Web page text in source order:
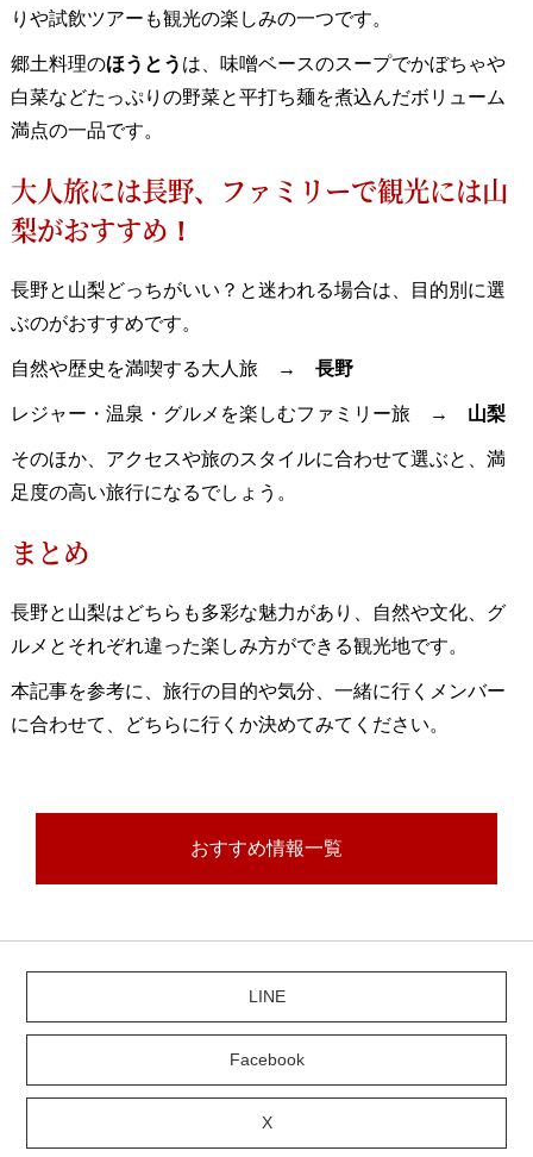
りや試飲ツアーも観光の楽しみの一つです。
郷土料理のほうとう は、味噌ベースのスープでかぼちゃや
白菜などたっぷりの野菜と平打ち麺を煮込んだボリューム
満点の一品です。
大人旅には長野、ファミリーで観光には山
梨がおすすめ！
長野と山梨どっちがいい？と迷われる場合は、目的別に選
ぶのがおすすめです。
自然や歴史を満喫する大人旅 → 長野
レジャー・温泉・グルメを楽しむファミリー旅 → 山梨
そのほか、アクセスや旅のスタイルに合わせて選ぶと、満
足度の高い旅行になるでしょう。
まとめ
長野と山梨はどちらも多彩な魅力があり、自然や文化、グ
ルメとそれぞれ違った楽しみ方ができる観光地です。
本記事を参考に、旅行の目的や気分、一緒に行くメンバー
に合わせて、どちらに行くか決めてみてください。
おすすめ情報一覧
LINE
Facebook
X